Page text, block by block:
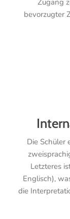
Zugang
bevorzugter
Die Schüler
Letzteres
Englisch),
die